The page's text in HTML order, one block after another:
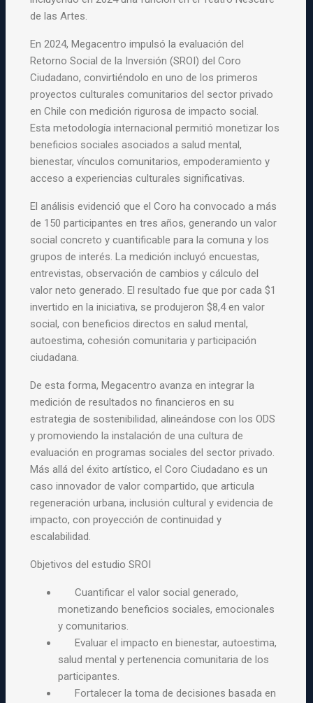
de las Artes.
En 2024, Megacentro impulsó la evaluación del
Retorno Social de la Inversión (SROI) del Coro
Ciudadano, convirtiéndolo en uno de los primeros
proyectos culturales comunitarios del sector privado
en Chile con medición rigurosa de impacto social.
Esta metodología internacional permitió monetizar los
beneficios sociales asociados a salud mental,
bienestar, vínculos comunitarios, empoderamiento y
acceso a experiencias culturales significativas.
El análisis evidenció que el Coro ha convocado a más
de 150 participantes en tres años, generando un valor
social concreto y cuantificable para la comuna y los
grupos de interés. La medición incluyó encuestas,
entrevistas, observación de cambios y cálculo del
valor neto generado. El resultado fue que por cada $1
invertido en la iniciativa, se produjeron $8,4 en valor
social, con beneficios directos en salud mental,
autoestima, cohesión comunitaria y participación
ciudadana.
De esta forma, Megacentro avanza en integrar la
medición de resultados no financieros en su
estrategia de sostenibilidad, alineándose con los ODS
y promoviendo la instalación de una cultura de
evaluación en programas sociales del sector privado.
Más allá del éxito artístico, el Coro Ciudadano es un
caso innovador de valor compartido, que articula
regeneración urbana, inclusión cultural y evidencia de
impacto, con proyección de continuidad y
escalabilidad.
Objetivos del estudio SROI
Cuantificar el valor social generado,
monetizando beneficios sociales, emocionales
y comunitarios.
Evaluar el impacto en bienestar, autoestima,
salud mental y pertenencia comunitaria de los
participantes.
Fortalecer la toma de decisiones basada en